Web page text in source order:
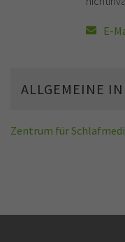
E-
ALLGEMEINE
Zentrum für